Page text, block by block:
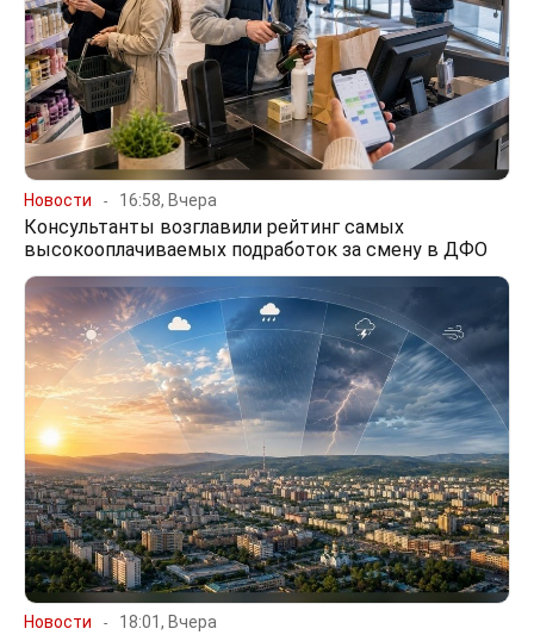
Новости 16:58, Вчера
Консультанты возглавили рейтинг самых
высокооплачиваемых подработок за смену в ДФО
Новости 18:01, Вчера